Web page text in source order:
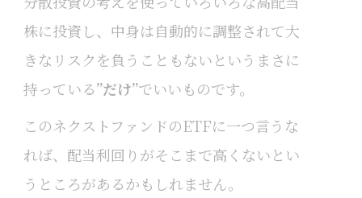
株に投資し、中身は自動的に調整されて大
きなリスクを負うこともないというまさに
持っている”だけ”でいいものです。
このネクストファンドのETFに一つ言うな
れば、配当利回りがそこまで高くないとい
うところがあるかもしれません。